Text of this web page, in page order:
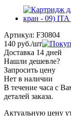
Артикул: F30804
140 руб./шт
Доставка 14 дней
Нашли дешевле?
Запросить цену
Нет в наличии
В течение часа с
деталей заказа.
Актуальную цену